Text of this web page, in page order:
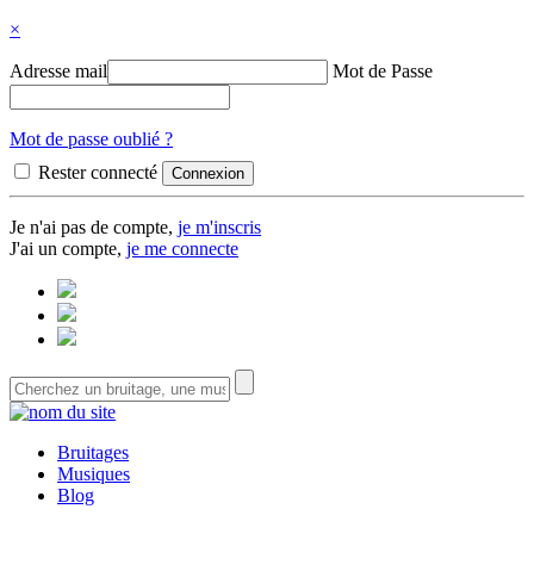
×
Adresse mail Mot de Passe
Mot de passe oublié ?
Rester connecté
Je n'ai pas de compte, je m'inscris
J'ai un compte, je me connecte
Bruitages
Musiques
Blog